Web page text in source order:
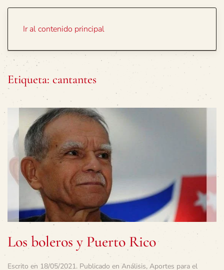
Ir al contenido principal
Etiqueta: cantantes
Los boleros y Puerto Rico
Escrito en 18/05/2021. Publicado en Análisis, Aportes para el